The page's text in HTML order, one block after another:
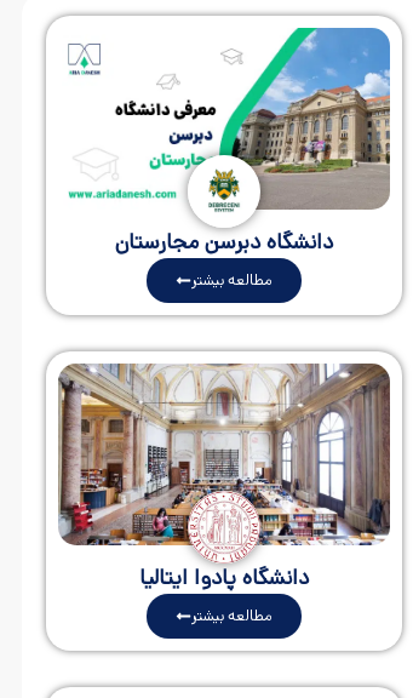
دانشگاه دبرسن مجارستان
مطالعه بیشتر
دانشگاه پادوا ایتالیا
مطالعه بیشتر